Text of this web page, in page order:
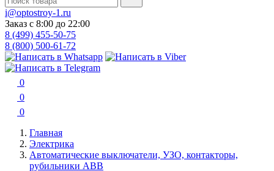
i@optostroy-1.ru
Заказ с 8:00 до 22:00
8 (499) 455-50-75
8 (800) 500-61-72
0
0
0
Главная
Электрика
Автоматические выключатели, УЗО, контакторы,
рубильники ABB